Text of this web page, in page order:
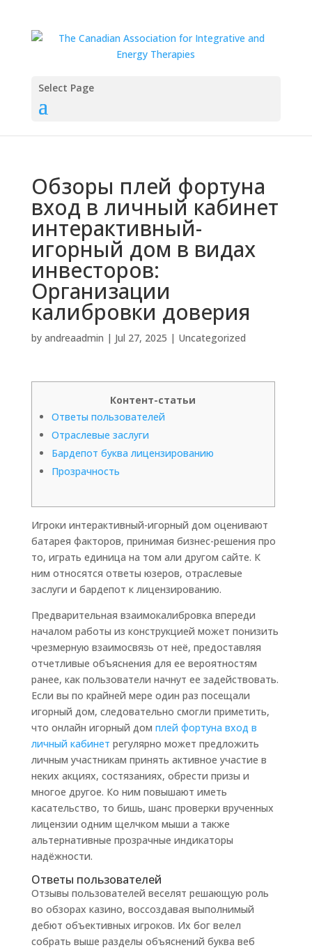
Select Page
Обзоры плей фортуна
вход в личный кабинет
интерактивный-
игорный дом в видах
инвесторов:
Организации
калибровки доверия
by andreaadmin | Jul 27, 2025 | Uncategorized
Контент-статьи
Ответы пользователей
Отраслевые заслуги
Бардепот буква лицензированию
Прозрачность
Игроки интерактивный-игорный дом оценивают
батарея факторов, принимая бизнес-решения про
то, играть единица на том али другом сайте. К
ним относятся ответы юзеров, отраслевые
заслуги и бардепот к лицензированию.
Предварительная взаимокалибровка впереди
началом работы из конструкцией может понизить
чрезмерную взаимосвязь от неё, предоставляя
отчетливые объяснения для ее вероятностям
ранее, как пользователи начнут ее задействовать.
Если вы по крайней мере один раз посещали
игорный дом, следовательно смогли приметить,
что онлайн игорный дом плей фортуна вход в
личный кабинет регулярно может предложить
личным участникам принять активное участие в
неких акциях, состязаниях, обрести призы и
многое другое. Ко ним повышают иметь
касательство, то бишь, шанс проверки врученных
лицензии одним щелчком мыши а также
альтернативные прозрачные индикаторы
надёжности.
Ответы пользователей
Отзывы пользователей веселят решающую роль
во обзорах казино, воссоздавая выполнимый
дебют объективных игроков. Их бог велел
собрать выше разделы объяснений буква веб